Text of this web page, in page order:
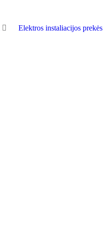
Elektros instaliacijos prekės